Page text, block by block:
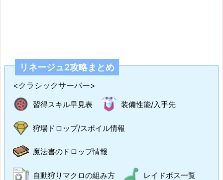
リネージュ2攻略まとめ
<クラシックサーバー>
習得スキル早見表 装備性能/入手先
狩場ドロップ/スポイル情報
魔法書のドロップ情報
自動狩りマクロの組み方 レイドボス一覧